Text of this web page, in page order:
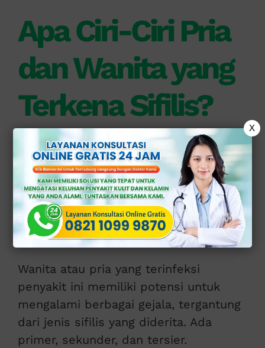
Apa Ciri-Ciri Pria
dan Wanita yang
Terkena Sifilis?
BakteriTreponema pallidumadalah
penyebab sifilis. Bakteri tersebut
memiliki kesempatan yang tinggi
apabila seseorang aktif secara seksual,
melakukan hubungan intim yang
berisiko, dan berbagi penggunaan
jarum.
Wanita atau pria yang terinfeksi
penyakit ini memiliki potensi untuk
mengalami berbagai gejala, tergantung
dari jenis sifilis yang diderita. Ada
primer, sekunder, dan tersier.
X